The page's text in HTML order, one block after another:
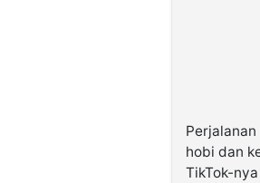
hobi dan
TikTok-